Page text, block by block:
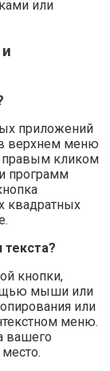
или
приложений
верхнем меню
кликом
программ
квадратных
текста?
кнопки,
мыши или
или
меню.
вашего